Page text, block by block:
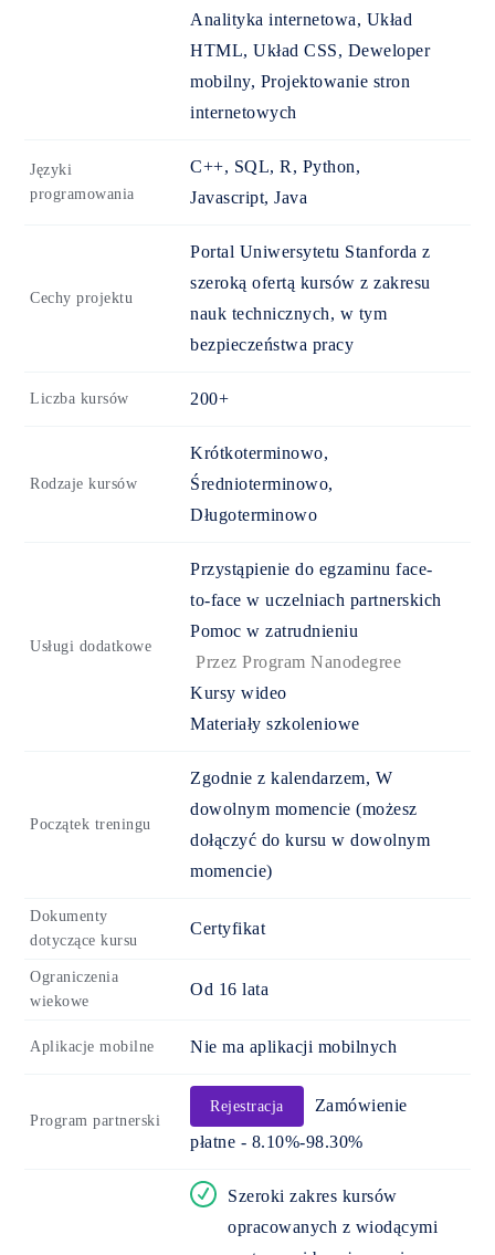
Analityka internetowa, Układ
HTML, Układ CSS, Deweloper
mobilny, Projektowanie stron
internetowych
Języki
programowania
C++, SQL, R, Python,
Javascript, Java
Cechy projektu
Portal Uniwersytetu Stanforda z
szeroką ofertą kursów z zakresu
nauk technicznych, w tym
bezpieczeństwa pracy
Liczba kursów 200+
Rodzaje kursów
Krótkoterminowo,
Średnioterminowo,
Długoterminowo
Usługi dodatkowe
Przystąpienie do egzaminu face-
to-face w uczelniach partnerskich
Pomoc w zatrudnieniu
Przez Program Nanodegree
Kursy wideo
Materiały szkoleniowe
Początek treningu
Zgodnie z kalendarzem, W
dowolnym momencie (możesz
dołączyć do kursu w dowolnym
momencie)
Dokumenty
dotyczące kursu
Certyfikat
Ograniczenia
wiekowe
Od 16 lata
Aplikacje mobilne Nie ma aplikacji mobilnych
Program partnerski
Rejestracja
Zamówienie
płatne - 8.10%-98.30%
Szeroki zakres kursów
opracowanych z wiodącymi